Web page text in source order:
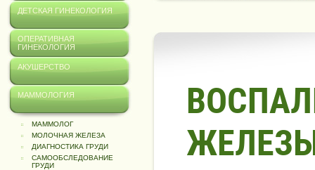
ДЕТСКАЯ ГИНЕКОЛОГИЯ
ОПЕРАТИВНАЯ
ГИНЕКОЛОГИЯ
АКУШЕРСТВО
МАММОЛОГИЯ
МАММОЛОГ
МОЛОЧНАЯ ЖЕЛЕЗА
ДИАГНОСТИКА ГРУДИ
САМООБСЛЕДОВАНИЕ
ГРУДИ